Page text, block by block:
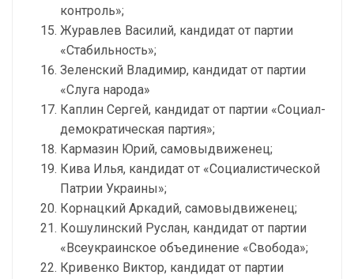
контроль»;
Журавлев Василий, кандидат от партии
«Стабильность»;
Зеленский Владимир, кандидат от партии
«Слуга народа»
Каплин Сергей, кандидат от партии «Социал-
демократическая партия»;
Кармазин Юрий, самовыдвиженец;
Кива Илья, кандидат от «Социалистической
Патрии Украины»;
Корнацкий Аркадий, самовыдвиженец;
Кошулинский Руслан, кандидат от партии
«Всеукраинское объединение «Свобода»;
Кривенко Виктор, кандидат от партии